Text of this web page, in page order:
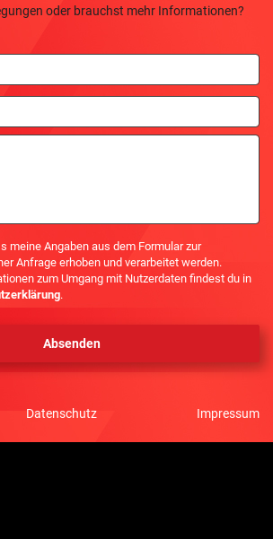
oder brauchst mehr Informationen?
meine Angaben aus dem Formular zur
Anfrage erhoben und verarbeitet werden.
zum Umgang mit Nutzerdaten findest du in
.
Datenschutz Impressum